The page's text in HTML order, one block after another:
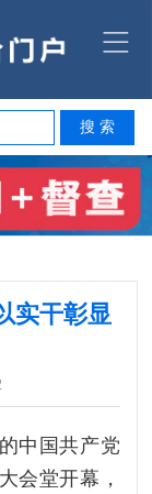
实干彰显
中国共产党
会堂开幕，